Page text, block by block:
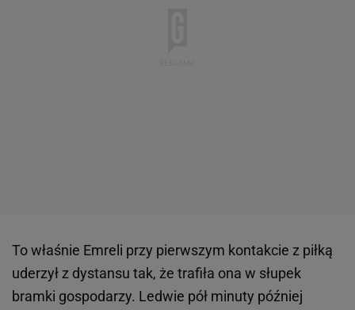
To właśnie Emreli przy pierwszym kontakcie z piłką
uderzył z dystansu tak, że trafiła ona w słupek
bramki gospodarzy. Ledwie pół minuty później